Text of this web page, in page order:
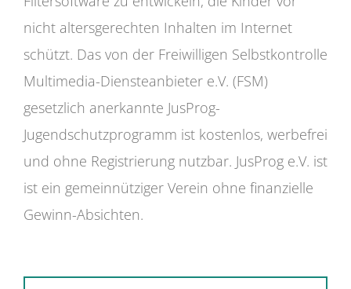
nicht altersgerechten Inhalten im Internet
schützt. Das von der Freiwilligen Selbstkontrolle
Multimedia-Diensteanbieter e.V. (FSM)
gesetzlich anerkannte JusProg-
Jugendschutzprogramm ist kostenlos, werbefrei
und ohne Registrierung nutzbar. JusProg e.V. ist
ist ein gemeinnütziger Verein ohne finanzielle
Gewinn-Absichten.